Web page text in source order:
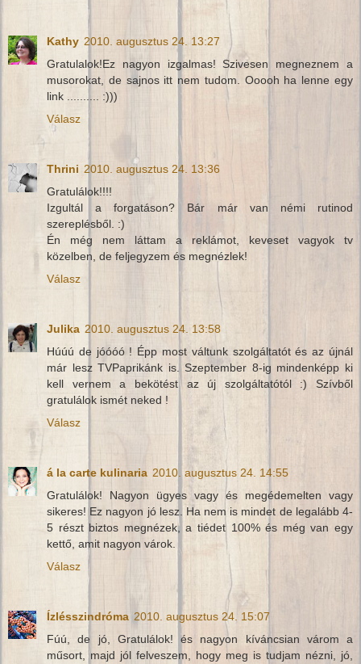
Kathy 2010. augusztus 24. 13:27
Gratulalok!Ez nagyon izgalmas! Szivesen megneznem a
musorokat, de sajnos itt nem tudom. Ooooh ha lenne egy
link .......... :)))
Válasz
Thrini 2010. augusztus 24. 13:36
Gratulálok!!!!
Izgultál a forgatáson? Bár már van némi rutinod
szereplésből. :)
Én még nem láttam a reklámot, keveset vagyok tv
közelben, de feljegyzem és megnézlek!
Válasz
Julika 2010. augusztus 24. 13:58
Húúú de jóóóó ! Épp most váltunk szolgáltatót és az újnál
már lesz TVPaprikánk is. Szeptember 8-ig mindenképp ki
kell vernem a bekötést az új szolgáltatótól :) Szívből
gratulálok ismét neked !
Válasz
á la carte kulinaria 2010. augusztus 24. 14:55
Gratulálok! Nagyon ügyes vagy és megédemelten vagy
sikeres! Ez nagyon jó lesz. Ha nem is mindet de legalább 4-
5 részt biztos megnézek, a tiédet 100% és még van egy
kettő, amit nagyon várok.
Válasz
Ízlésszindróma 2010. augusztus 24. 15:07
Fúú, de jó, Gratulálok! és nagyon kíváncsian várom a
műsort, majd jól felveszem, hogy meg is tudjam nézni, jó,